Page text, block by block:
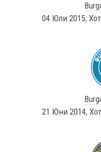
04 Юли 2015,
21 Юни 2014,